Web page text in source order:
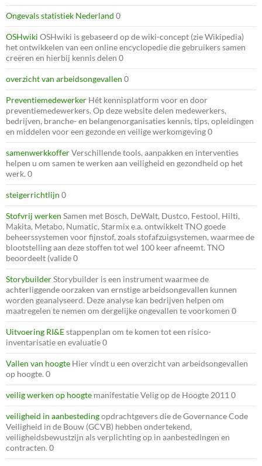
Ongevals statistiek Nederland 0
OSHwiki OSHwiki is gebaseerd op de wiki-concept (zie Wikipedia)
het ontwikkelen van een online encyclopedie die gebruikers samen
creëren en hierbij kennis delen 0
overzicht van arbeidsongevallen 0
Preventiemedewerker Hét kennisplatform voor en door
preventiemedewerkers. Op deze website delen medewerkers,
bedrijven, branche- en belangenorganisaties kennis, tips, opleidingen
en middelen voor een gezonde en veilige werkomgeving 0
samenwerkkofferVerschillende tools, aanpakken en interventies
helpen u om samen te werken aan veiligheid en gezondheid op het
werk. 0
steigerrichtlijn 0
Stofvrij werken Samen met Bosch, DeWalt, Dustco, Festool, Hilti,
Makita, Metabo, Numatic, Starmix e.a. ontwikkelt TNO goede
beheerssystemen voor fijnstof, zoals stofafzuigsystemen, waarmee de
blootstelling aan deze stoffen tot wel 100 keer afneemt. TNO
beoordeelt (valide 0
StorybuilderStorybuilder is een instrument waarmee de
achterliggende oorzaken van ernstige arbeidsongevallen kunnen
worden geanalyseerd. Deze analyse kan bedrijven helpen om
maatregelen te nemen om dergelijke ongevallen te voorkomen 0
Uitvoering RI&Estappenplan om te komen tot een risico-
inventarisatie en evaluatie 0
Vallen van hoogte Hier vindt u een overzicht van arbeidsongevallen
op hoogte. 0
veilig werken op hoogte manifestatie Velig op de Hoogte 2011 0
veiligheid in aanbestedingopdrachtgevers die de Governance Code
Veiligheid in de Bouw (GCVB) hebben ondertekend,
veiligheidsbewustzijn als verplichting op in aanbestedingen en
contracten. 0